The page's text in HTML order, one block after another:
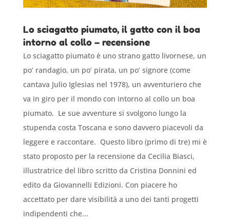
Lo sciagatto piumato, il gatto con il boa
intorno al collo – recensione
Lo sciagatto piumato è uno strano gatto livornese, un
po’ randagio, un po’ pirata, un po’ signore (come
cantava Julio Iglesias nel 1978), un avventuriero che
va in giro per il mondo con intorno al collo un boa
piumato. Le sue avventure si svolgono lungo la
stupenda costa Toscana e sono davvero piacevoli da
leggere e raccontare. Questo libro (primo di tre) mi è
stato proposto per la recensione da Cecilia Biasci,
illustratrice del libro scritto da Cristina Donnini ed
edito da Giovannelli Edizioni. Con piacere ho
accettato per dare visibilità a uno dei tanti progetti
indipendenti che...